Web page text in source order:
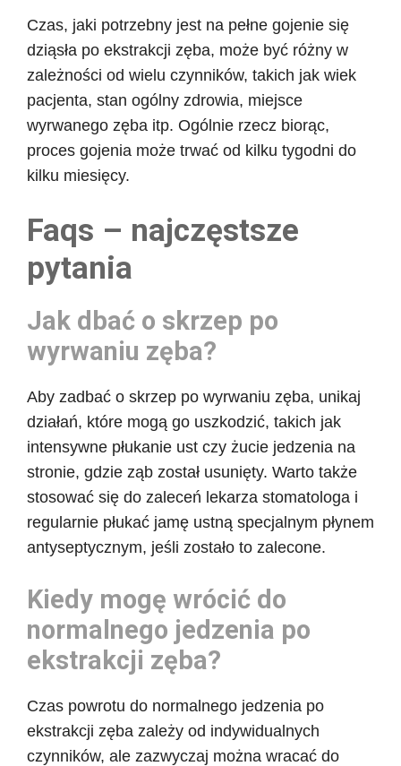
Czas, jaki potrzebny jest na pełne gojenie się
dziąsła po ekstrakcji zęba, może być różny w
zależności od wielu czynników, takich jak wiek
pacjenta, stan ogólny zdrowia, miejsce
wyrwanego zęba itp. Ogólnie rzecz biorąc,
proces gojenia może trwać od kilku tygodni do
kilku miesięcy.
Faqs – najczęstsze
pytania
Jak dbać o skrzep po
wyrwaniu zęba?
Aby zadbać o skrzep po wyrwaniu zęba, unikaj
działań, które mogą go uszkodzić, takich jak
intensywne płukanie ust czy żucie jedzenia na
stronie, gdzie ząb został usunięty. Warto także
stosować się do zaleceń lekarza stomatologa i
regularnie płukać jamę ustną specjalnym płynem
antyseptycznym, jeśli zostało to zalecone.
Kiedy mogę wrócić do
normalnego jedzenia po
ekstrakcji zęba?
Czas powrotu do normalnego jedzenia po
ekstrakcji zęba zależy od indywidualnych
czynników, ale zazwyczaj można wracać do